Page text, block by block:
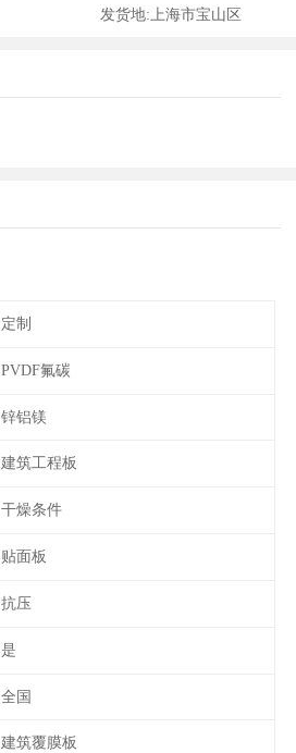
发货地: 上海市宝山区
定制
PVDF氟碳
锌铝镁
建筑工程板
干燥条件
贴面板
抗压
是
全国
建筑覆膜板